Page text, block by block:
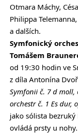
Otmara Máchy,
Philippa
a dalších.
Symfonický
Tomášem
od 19:30 hodin ve
z díla Antonína
Symfonii č. 7 d moll,
orchestr č. 1 Es dur,
jako sólista bezruký
ovládá prsty u nohy.